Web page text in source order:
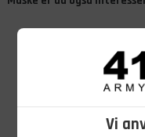
Vi